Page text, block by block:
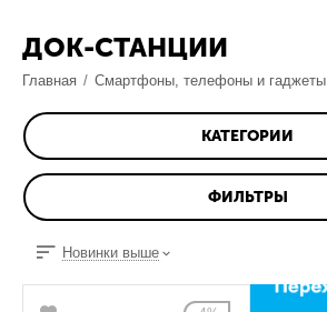
ДОК-СТАНЦИИ
Главная / Смартфоны, телефоны и гаджеты
КАТЕГОРИИ
ФИЛЬТРЫ
Новинки выше